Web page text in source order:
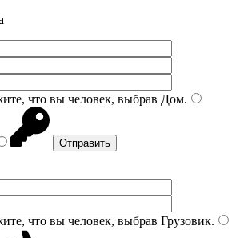
что вы человек, выбрав Дом.
что вы человек, выбрав Грузовик.